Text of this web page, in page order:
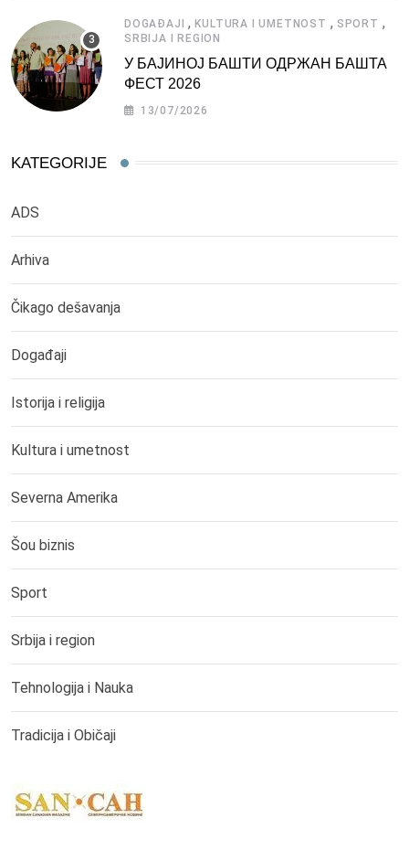
DOGAĐAJI ,KULTURA I UMETNOST , SPORT ,
SRBIJA I REGION
У БАЈИНОЈ БАШТИ ОДРЖАН БАШТА
ФЕСТ 2026
13/07/2026
KATEGORIJE
ADS
Arhiva
Čikago dešavanja
Događaji
Istorija i religija
Kultura i umetnost
Severna Amerika
Šou biznis
Sport
Srbija i region
Tehnologija i Nauka
Tradicija i Običaji